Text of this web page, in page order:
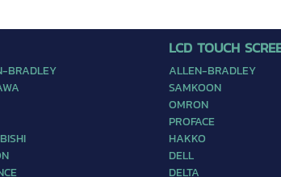
BRADLEY
LCD TOUCH
ALLEN-BRADLEY
SAMKOON
OMRON
PROFACE
HAKKO
DELL
DELTA